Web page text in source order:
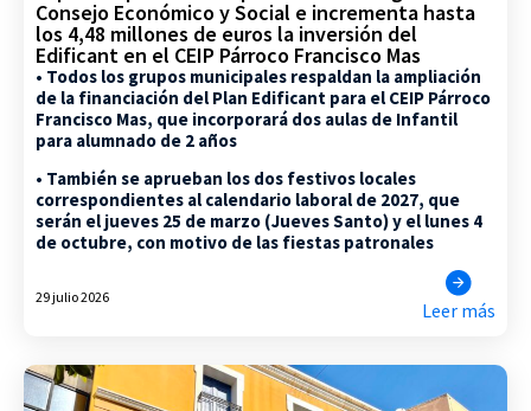
Consejo Económico y Social e incrementa hasta
los 4,48 millones de euros la inversión del
Edificant en el CEIP Párroco Francisco Mas
• Todos los grupos municipales respaldan la ampliación
de la financiación del Plan Edificant para el CEIP Párroco
Francisco Mas, que incorporará dos aulas de Infantil
para alumnado de 2 años
• También se aprueban los dos festivos locales
correspondientes al calendario laboral de 2027, que
serán el jueves 25 de marzo (Jueves Santo) y el lunes 4
de octubre, con motivo de las fiestas patronales
29 julio 2026
Leer más